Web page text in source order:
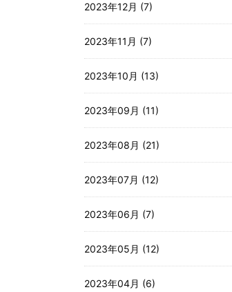
2023年12月 (7)
2023年11月 (7)
2023年10月 (13)
2023年09月 (11)
2023年08月 (21)
2023年07月 (12)
2023年06月 (7)
2023年05月 (12)
2023年04月 (6)